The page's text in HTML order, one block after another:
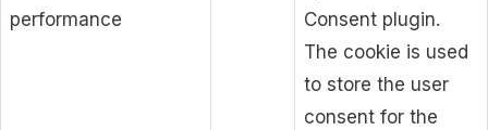
performance
Consent plugin.
The cookie is used
to store the user
consent for the